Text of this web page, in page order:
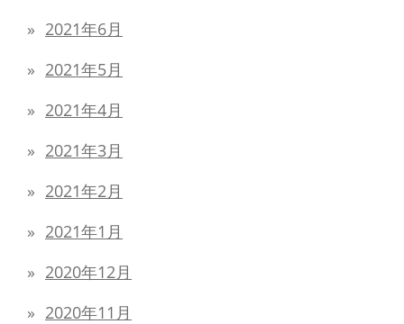
2021年6月
2021年5月
2021年4月
2021年3月
2021年2月
2021年1月
2020年12月
2020年11月